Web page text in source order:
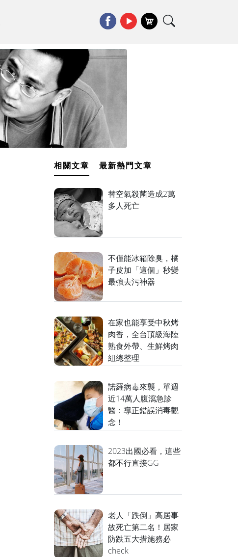
相關文章 最新熱門文章
替空氣殺菌造成2萬
多人死亡
不僅能冰箱除臭，橘
子皮加「這個」秒變
最強去污神器
在家也能享受中秋烤
肉香，全台頂級海陸
熟食外帶、生鮮烤肉
組總整理
諾羅病毒來襲，單週
近14萬人腹瀉急診
醫：導正錯誤消毒觀
念！
2023出國必看，這些
都不行直接GG
老人「跌倒」高居事
故死亡第二名！居家
防跌五大措施務必
check